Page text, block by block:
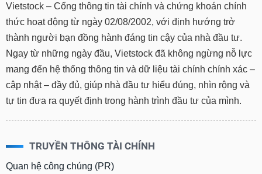
Vietstock – Cổng thông tin tài chính và chứng khoán chính
thức hoạt động từ ngày 02/08/2002, với định hướng trở
thành người bạn đồng hành đáng tin cậy của nhà đầu tư.
Ngay từ những ngày đầu, Vietstock đã không ngừng nỗ lực
mang đến hệ thống thông tin và dữ liệu tài chính chính xác –
cập nhật – đầy đủ, giúp nhà đầu tư hiểu đúng, nhìn rộng và
tự tin đưa ra quyết định trong hành trình đầu tư của mình.
TRUYỀN THÔNG TÀI CHÍNH
Quan hệ công chúng (PR)